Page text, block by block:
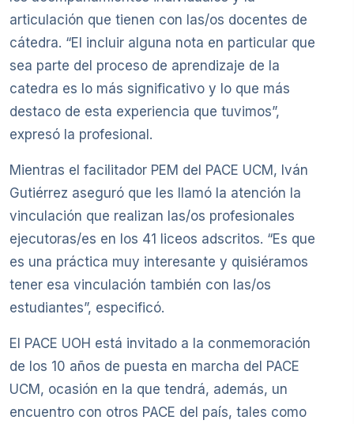
articulación que tienen con las/os docentes de
cátedra. “El incluir alguna nota en particular que
sea parte del proceso de aprendizaje de la
catedra es lo más significativo y lo que más
destaco de esta experiencia que tuvimos”,
expresó la profesional.
Mientras el facilitador PEM del PACE UCM, Iván
Gutiérrez aseguró que les llamó la atención la
vinculación que realizan las/os profesionales
ejecutoras/es en los 41 liceos adscritos. “Es que
es una práctica muy interesante y quisiéramos
tener esa vinculación también con las/os
estudiantes”, especificó.
El PACE UOH está invitado a la conmemoración
de los 10 años de puesta en marcha del PACE
UCM, ocasión en la que tendrá, además, un
encuentro con otros PACE del país, tales como